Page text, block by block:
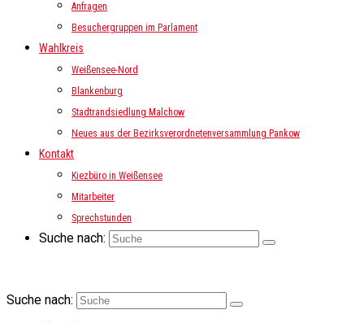
Anfragen
Besuchergruppen im Parlament
Wahlkreis
Weißensee-Nord
Blankenburg
Stadtrandsiedlung Malchow
Neues aus der Bezirksverordnetenversammlung Pankow
Kontakt
Kiezbüro in Weißensee
Mitarbeiter
Sprechstunden
Suche nach:
Suche nach: